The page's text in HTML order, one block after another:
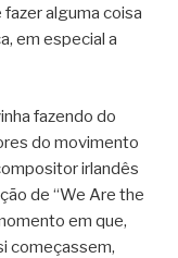
alguma coisa
em especial a
fazendo do
do movimento
irlandês
de “We Are the
em que,
começassem,